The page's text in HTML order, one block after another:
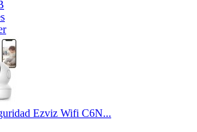
Ezviz Wifi C6N...